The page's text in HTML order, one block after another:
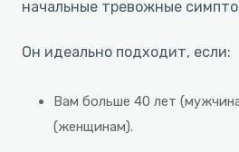
начальные тревожные
Он идеально подходит, если:
Вам больше 40 лет
(женщинам).